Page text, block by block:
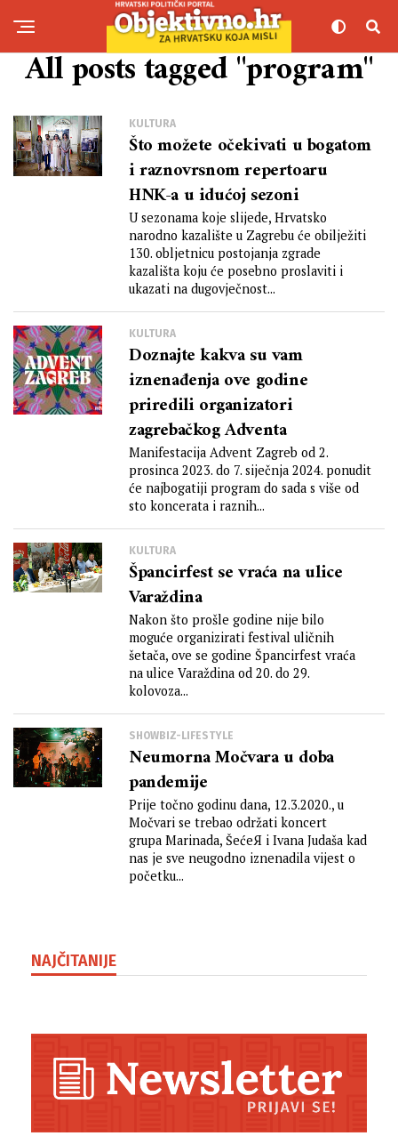
All posts tagged "program"
KULTURA
Što možete očekivati u bogatom
i raznovrsnom repertoaru
HNK-a u idućoj sezoni
U sezonama koje slijede, Hrvatsko
narodno kazalište u Zagrebu će obilježiti
130. obljetnicu postojanja zgrade
kazališta koju će posebno proslaviti i
ukazati na dugovječnost...
KULTURA
Doznajte kakva su vam
iznenađenja ove godine
priredili organizatori
zagrebačkog Adventa
Manifestacija Advent Zagreb od 2.
prosinca 2023. do 7. siječnja 2024. ponudit
će najbogatiji program do sada s više od
sto koncerata i raznih...
KULTURA
Špancirfest se vraća na ulice
Varaždina
Nakon što prošle godine nije bilo
moguće organizirati festival uličnih
šetača, ove se godine Špancirfest vraća
na ulice Varaždina od 20. do 29.
kolovoza...
SHOWBIZ-LIFESTYLE
Neumorna Močvara u doba
pandemije
Prije točno godinu dana, 12.3.2020., u
Močvari se trebao održati koncert
grupa Marinada, ŠećeЯ i Ivana Judaša kad
nas je sve neugodno iznenadila vijest o
početku...
NAJČITANIJE